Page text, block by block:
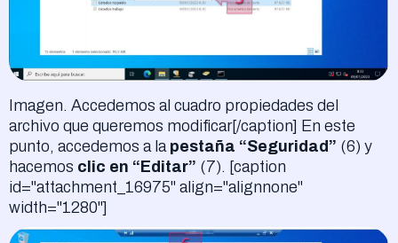
Imagen. Accedemos al cuadro propiedades del
archivo que queremos modificar[/caption] En este
punto, accedemos a la pestaña “Seguridad” (6) y
hacemos clic en “Editar” (7). [caption
id="attachment_16975" align="alignnone"
width="1280"]